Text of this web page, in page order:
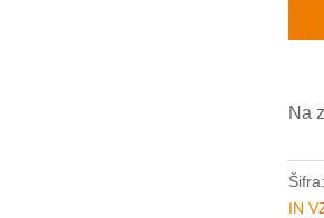
Na
Šifra:
IN